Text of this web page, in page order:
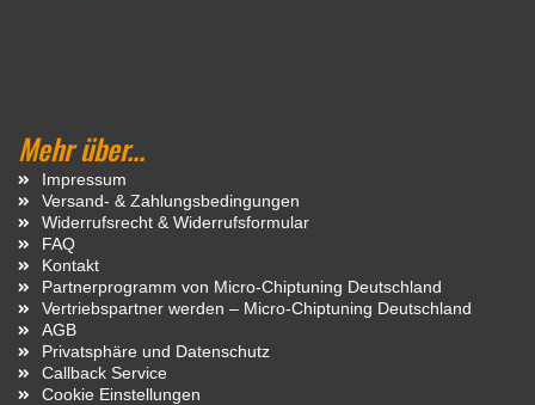
Mehr über...
Impressum
Versand- & Zahlungsbedingungen
Widerrufsrecht & Widerrufsformular
FAQ
Kontakt
Partnerprogramm von Micro-Chiptuning Deutschland
Vertriebspartner werden – Micro-Chiptuning Deutschland
AGB
Privatsphäre und Datenschutz
Callback Service
Cookie Einstellungen